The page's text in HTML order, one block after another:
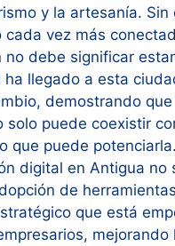
y la artesanía. Sin
cada vez más
no debe significar
ha llegado a esta
demostrando que
solo puede coexistir
que puede
digital en Antigua no
de
que está
mejorando